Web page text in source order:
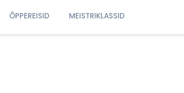
ÕPPEREISID MEISTRIKLASSID